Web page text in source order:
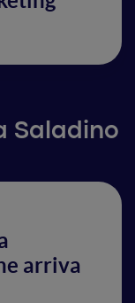
Saladino
arriva